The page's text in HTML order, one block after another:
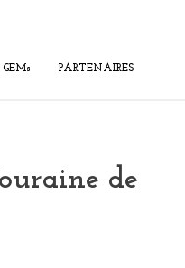
PARTENAIRES
de